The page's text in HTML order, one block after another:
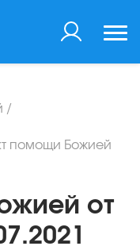
/
помощи Божией
от